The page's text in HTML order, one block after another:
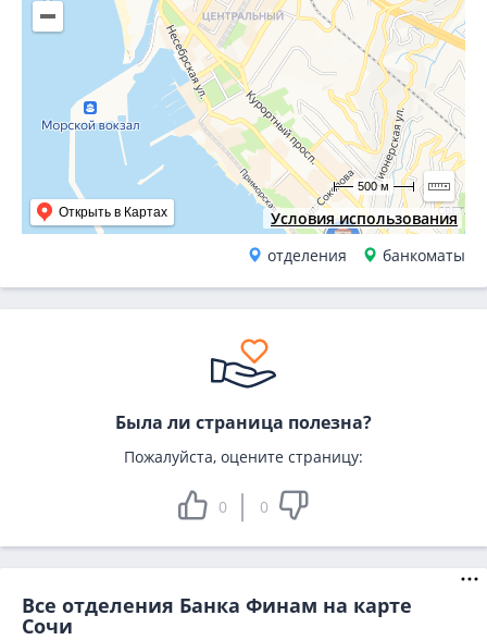
Условия использования
Открыть в Картах
500 м
отделения банкоматы
Была ли страница полезна?
Пожалуйста, оцените страницу:
0 0
Все отделения Банка Финам на карте
Сочи